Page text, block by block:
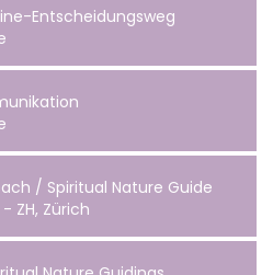
Entscheidungsweg
/ Spiritual Nature Guide
ZH, Zürich